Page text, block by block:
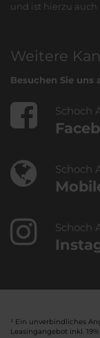
und ist hierzu
Weitere
Besuchen Sie uns
Schoch
Schoch
Schoch
¹ Ein unverbindliches
Leasingangebot inkl.